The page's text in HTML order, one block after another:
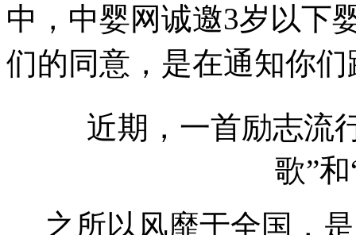
中，中婴网诚邀3岁以下
们的同意，是在通知你
近期，一首励志流
歌”
之所以风靡于全国，